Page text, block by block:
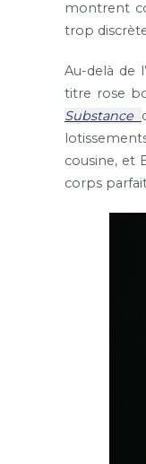
montrent
trop discrète
Au-delà de
titre rose
Substance
cousine, et
corps